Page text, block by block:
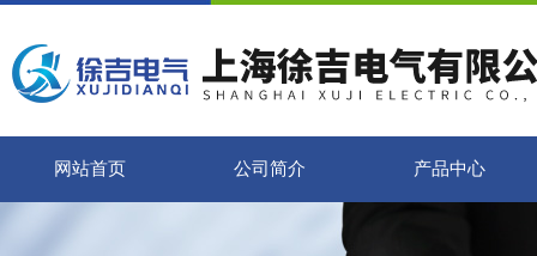
网站首页 公司简介 产品中心